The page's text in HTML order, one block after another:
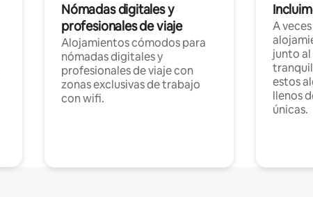
Nómadas digitales y
profesionales de viaje
Alojamientos cómodos para
nómadas digitales y
profesionales de viaje con
zonas exclusivas de trabajo
con wifi.
A
junto
estos
llenos
únicas.